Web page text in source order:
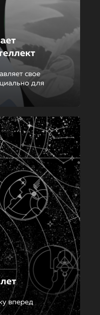
свое
для
вперед